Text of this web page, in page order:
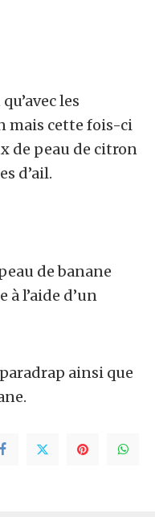
les
mais cette fois-ci
de peau de citron
d’ail.
de banane
l’aide d’un
ainsi que